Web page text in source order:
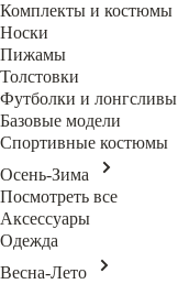
Комплекты и костюмы
Носки
Пижамы
Толстовки
Футболки и лонгсливы
Базовые модели
Спортивные костюмы
Осень-Зима
Посмотреть все
Аксессуары
Одежда
Весна-Лето